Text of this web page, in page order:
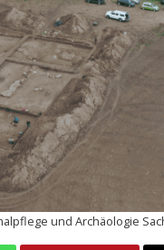
und Archäologie